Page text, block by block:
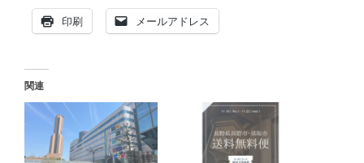
印刷 メールアドレス
関連